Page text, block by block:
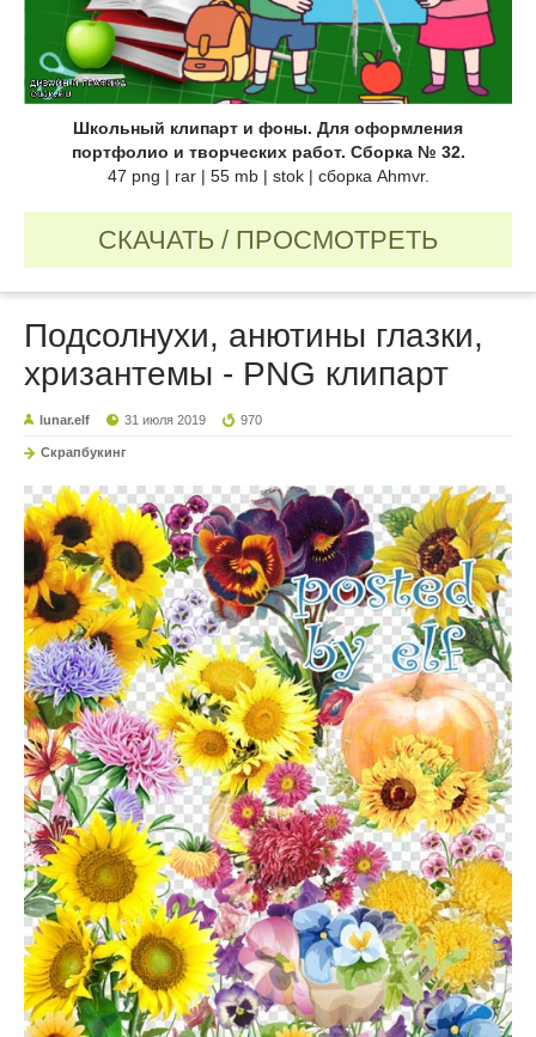
Школьный клипарт и фоны. Для оформления
портфолио и творческих работ. Сборка № 32.
47 png | rar | 55 mb | stok | сборка Ahmvr.
СКАЧАТЬ / ПРОСМОТРЕТЬ
Подсолнухи, анютины глазки,
хризантемы - PNG клипарт
lunar.elf 31 июля 2019 970
Скрапбукинг